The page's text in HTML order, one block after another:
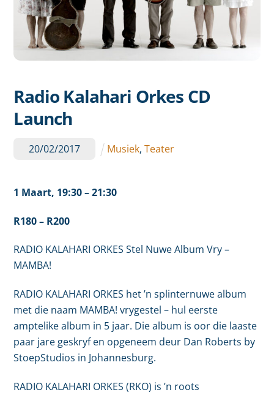
Radio Kalahari Orkes CD
Launch
20/02/2017 Musiek,Teater
1 Maart, 19:30 –21:30
R180 – R200
RADIO KALAHARI ORKES Stel Nuwe Album Vry –
MAMBA!
RADIO KALAHARI ORKES het ’n splinternuwe album
met die naam MAMBA! vrygestel – hul eerste
amptelike album in 5 jaar. Die album is oor die laaste
paar jare geskryf en opgeneem deur Dan Roberts by
StoepStudios in Johannesburg.
RADIO KALAHARI ORKES (RKO) is ’n roots